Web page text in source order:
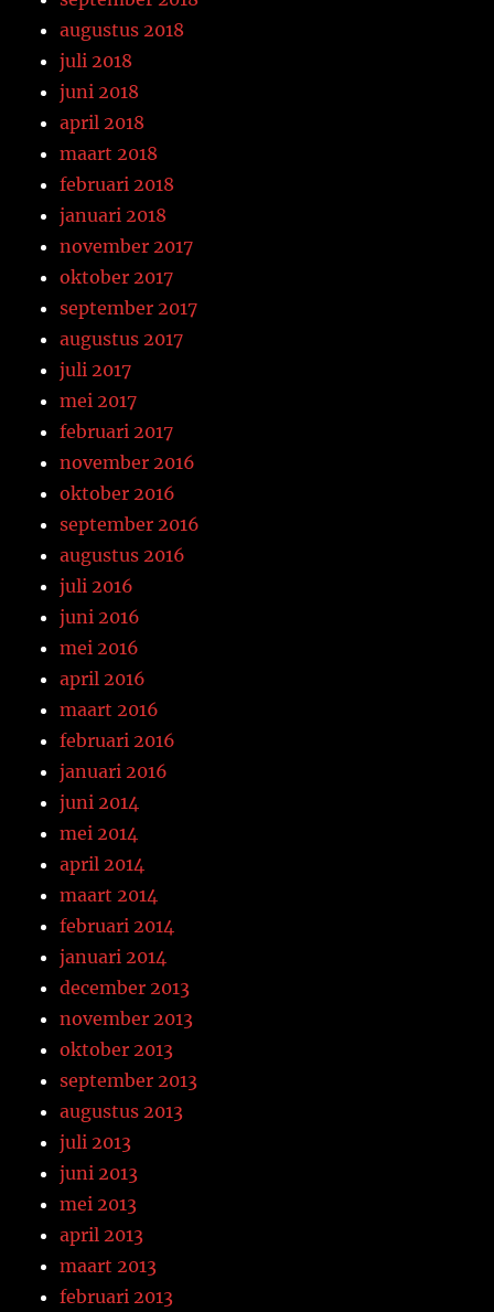
augustus 2018
juli 2018
juni 2018
april 2018
maart 2018
februari 2018
januari 2018
november 2017
oktober 2017
september 2017
augustus 2017
juli 2017
mei 2017
februari 2017
november 2016
oktober 2016
september 2016
augustus 2016
juli 2016
juni 2016
mei 2016
april 2016
maart 2016
februari 2016
januari 2016
juni 2014
mei 2014
april 2014
maart 2014
februari 2014
januari 2014
december 2013
november 2013
oktober 2013
september 2013
augustus 2013
juli 2013
juni 2013
mei 2013
april 2013
maart 2013
februari 2013